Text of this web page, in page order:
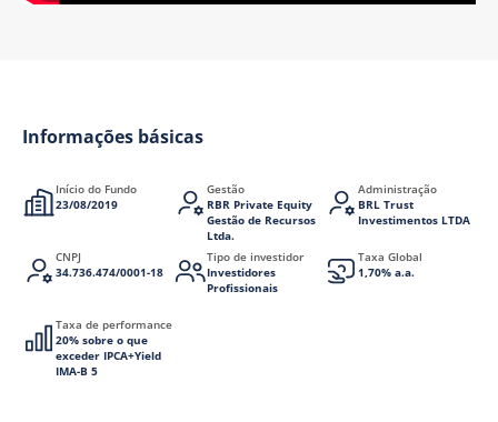
Informações básicas
Início do Fundo
23/08/2019
Gestão
RBR Private Equity
Gestão de Recursos
Ltda.
Administração
BRL Trust
Investimentos LTDA
CNPJ
34.736.474/0001-18
Tipo de investidor
Investidores
Profissionais
Taxa Global
1,70% a.a.
Taxa de performance
20% sobre o que
exceder IPCA+Yield
IMA-B 5